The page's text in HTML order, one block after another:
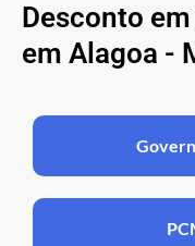
Desconto
em Alagoa -